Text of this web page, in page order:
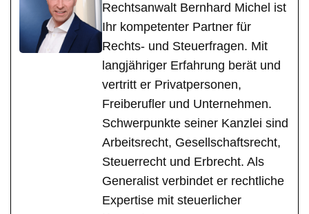
Rechtsanwalt Bernhard Michel ist
Ihr kompetenter Partner für
Rechts- und Steuerfragen. Mit
langjähriger Erfahrung berät und
vertritt er Privatpersonen,
Freiberufler und Unternehmen.
Schwerpunkte seiner Kanzlei sind
Arbeitsrecht, Gesellschaftsrecht,
Steuerrecht und Erbrecht. Als
Generalist verbindet er rechtliche
Expertise mit steuerlicher